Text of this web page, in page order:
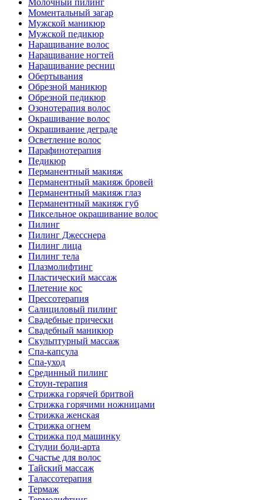
Моментальный загар
Мужской маникюр
Мужской педикюр
Наращивание волос
Наращивание ногтей
Наращивание ресниц
Обертывания
Обрезной маникюр
Обрезной педикюр
Озонотерапия волос
Окрашивание волос
Окрашивание деграде
Осветление волос
Парафинотерапия
Педикюр
Перманентный макияж
Перманентный макияж бровей
Перманентный макияж глаз
Перманентный макияж губ
Пиксельное окрашивание волос
Пилинг
Пилинг Джесснера
Пилинг лица
Пилинг тела
Плазмолифтинг
Пластический массаж
Плетение кос
Прессотерапия
Салициловый пилинг
Свадебные прически
Свадебный маникюр
Скульптурный массаж
Спа-капсула
Спа-уход
Срединный пилинг
Стоун-терапия
Стрижка горячей бритвой
Стрижка горячими ножницами
Стрижка женская
Стрижка огнем
Стрижка под машинку
Студии боди-арта
Счастье для волос
Тайский массаж
Талассотерапия
Термаж